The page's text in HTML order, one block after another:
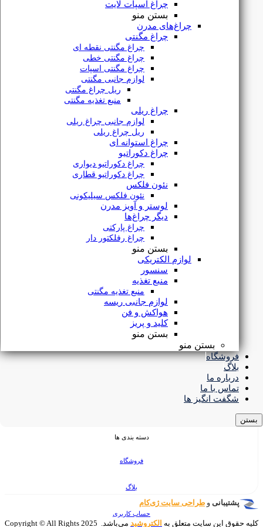
تهران، لاله زار جنوبی، پاساژ بوشهری طبقه همکف پلاک 55
پیگیری سفارش
تماس با ما
پشتیبانیو طراحی سایتژی‌کام
کليه حقوق اين سايت متعلق به الکتروشید می‌باشد. 2025 Copyright © All Rights
چراغ اسپات لایت
بستن منو
چراغ‌های مدرن
چراغ مگنتی
چراغ مگنتی نقطه ای
چراغ مگنتی خطی
چراغ مگنتی اسپات
لوازم جانبی مگنتی
ریل چراغ مگنتی
منبع تغذیه مگنتی
چراغ ریلی
لوازم جانبی چراغ ریلی
ریل چراغ ریلی
چراغ استوانه ای
چراغ دکوراتیو
چراغ دکوراتیو دیواری
چراغ دکوراتیو قطاری
نئون فلکس
نئون فلکس سیلیکونی
لوستر و آویز مدرن
دیگر چراغ‌ها
چراغ پارکتی
چراغ رفلکتور دار
بستن منو
لوازم الکتریکی
سنسور
منبع تغذیه
منبع تغذیه مگنتی
لوازم جانبی ریسه
هواکش و فن
کلید و پریز
بستن منو
بستن منو
فروشگاه
بلاگ
درباره ما
تماس با ما
شگفت انگیز ها
بستن
دسته بندی ها
فروشگاه
بلاگ
حساب کاربری